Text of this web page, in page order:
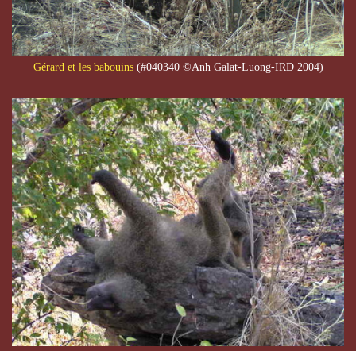
Gérard et les babouins (#040340 ©Anh Galat-Luong-IRD 2004)